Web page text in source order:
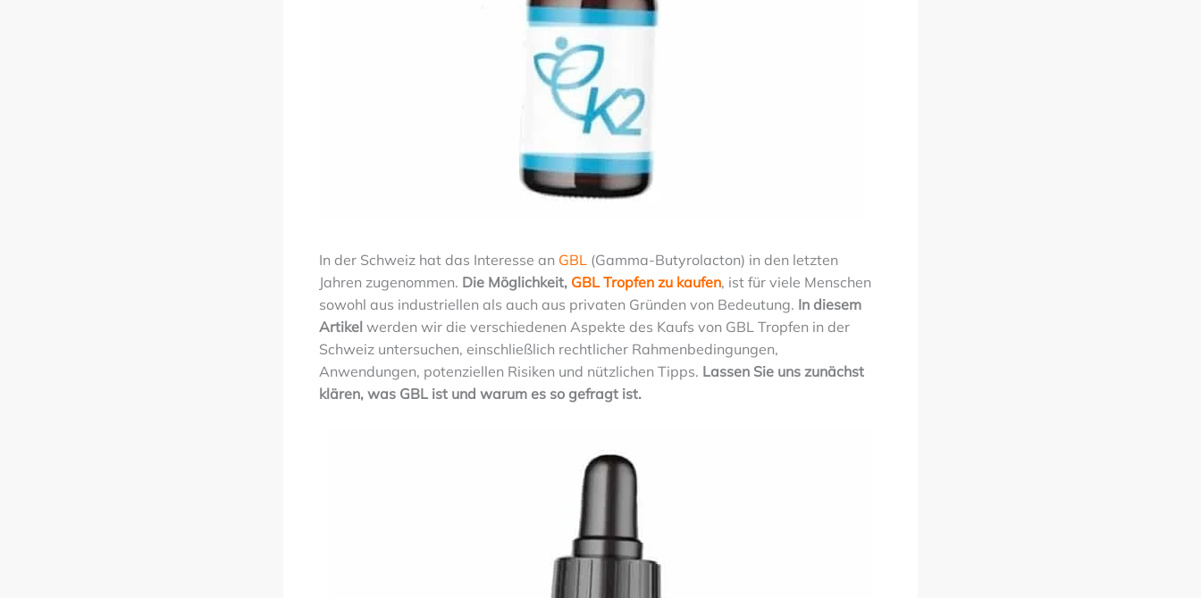
In der Schweiz hat das Interesse an GBL (Gamma-Butyrolacton) in den letzten
Jahren zugenommen. Die Möglichkeit, GBL Tropfen zu kaufen, ist für viele Menschen
sowohl aus industriellen als auch aus privaten Gründen von Bedeutung. In diesem
Artikel werden wir die verschiedenen Aspekte des Kaufs von GBL Tropfen in der
Schweiz untersuchen, einschließlich rechtlicher Rahmenbedingungen,
Anwendungen, potenziellen Risiken und nützlichen Tipps. Lassen Sie uns zunächst
klären, was GBL ist und warum es so gefragt ist.